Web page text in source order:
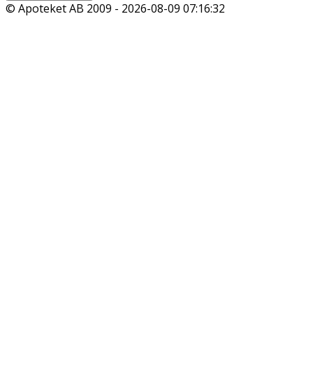
© Apoteket AB 2009 - 2026-08-09 07:16:32